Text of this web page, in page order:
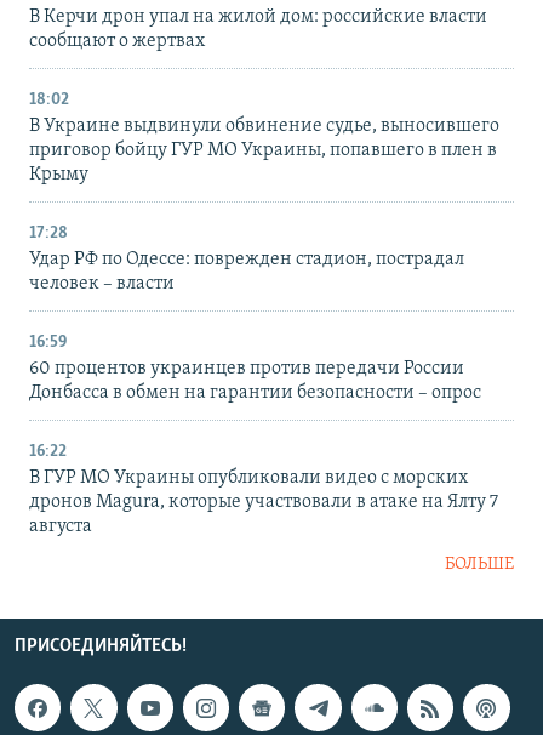
В Керчи дрон упал на жилой дом: российские власти
сообщают о жертвах
18:02
В Украине выдвинули обвинение судье, выносившего
приговор бойцу ГУР МО Украины, попавшего в плен в
Крыму
17:28
Удар РФ по Одессе: поврежден стадион, пострадал
человек – власти
16:59
60 процентов украинцев против передачи России
Донбасса в обмен на гарантии безопасности – опрос
16:22
В ГУР МО Украины опубликовали видео с морских
дронов Magura, которые участвовали в атаке на Ялту 7
августа
БОЛЬШЕ
ПРИСОЕДИНЯЙТЕСЬ!